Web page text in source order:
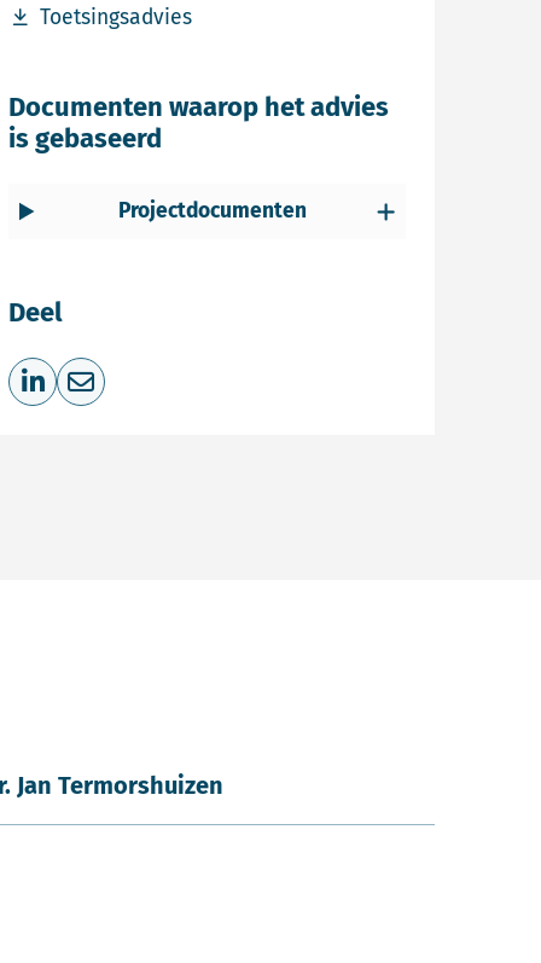
Toetsingsadvies
Download bestand Toetsingsadvies
Documenten waarop het advies
is gebaseerd
Projectdocumenten
Deel
Deel op LinkedIn
Deel via e-mail
Jan Termorshuizen